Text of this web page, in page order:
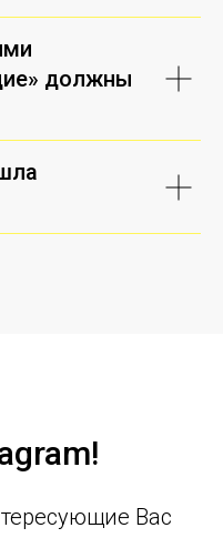
должны
Вас